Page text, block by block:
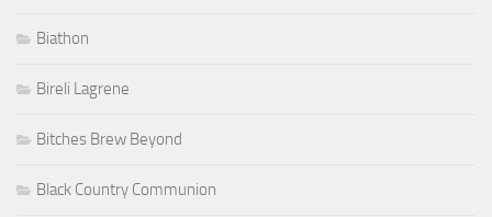
Biathon
Bireli Lagrene
Bitches Brew Beyond
Black Country Communion